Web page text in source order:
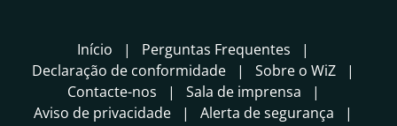
Início
Perguntas Frequentes
Declaração de conformidade
Sobre o WiZ
Contacte-nos
Sala de imprensa
Aviso de privacidade
Alerta de segurança